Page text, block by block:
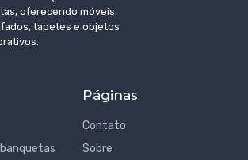
oferecendo móveis,
tapetes e objetos
Páginas
Contato
Sobre